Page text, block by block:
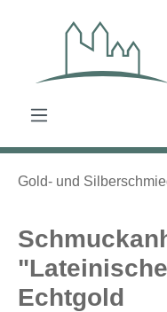
Zum Hauptinhalt springen
Gold- und
Echtgold